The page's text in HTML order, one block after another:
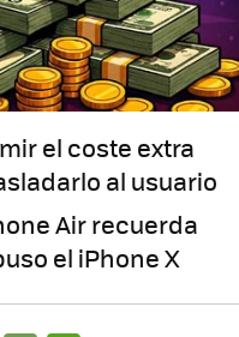
el coste extra
al usuario
Air recuerda
el iPhone X